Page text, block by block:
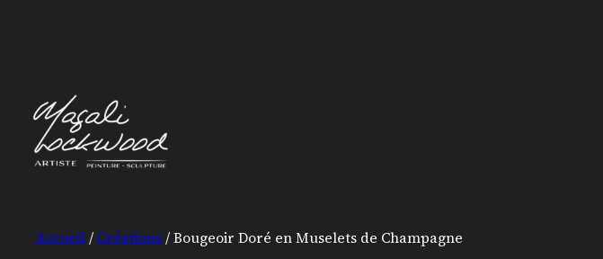
Accueil/ Créations/ Bougeoir Doré en Muselets de Champagne